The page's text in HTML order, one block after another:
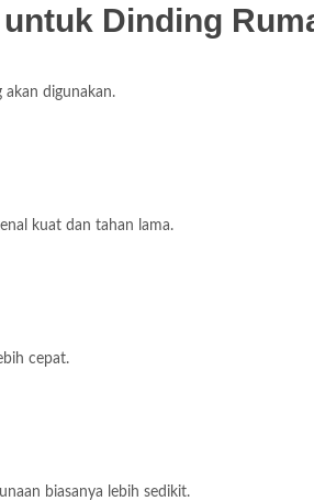
Dinding
digunakan.
kuat dan tahan lama.
cepat.
biasanya lebih sedikit.